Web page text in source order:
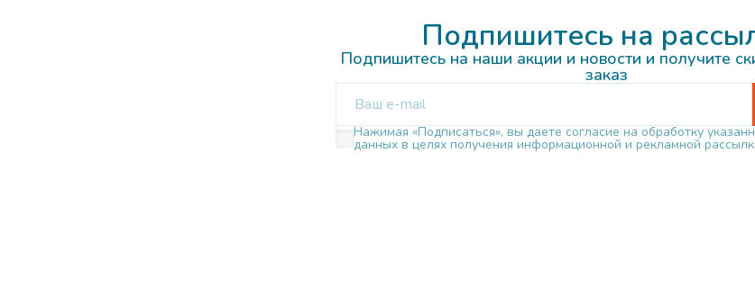
Подпишитесь на
Подпишитесь на наши акции и новости и получите
заказ
Нажимая «Подписаться», вы даете согласие на обработку
данных в целях получения информационной и рекламной